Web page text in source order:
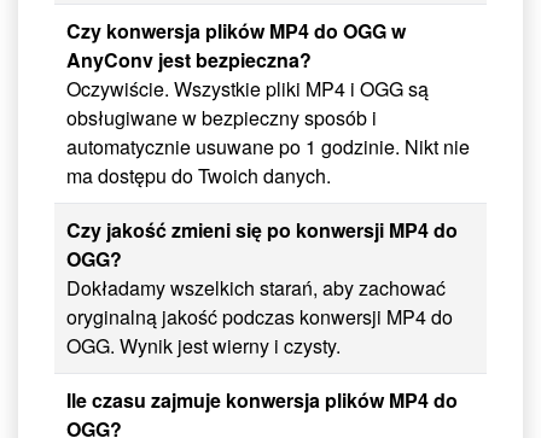
Czy konwersja plików MP4 do OGG w
AnyConv jest bezpieczna?
Oczywiście. Wszystkie pliki MP4 i OGG są
obsługiwane w bezpieczny sposób i
automatycznie usuwane po 1 godzinie. Nikt nie
ma dostępu do Twoich danych.
Czy jakość zmieni się po konwersji MP4 do
OGG?
Dokładamy wszelkich starań, aby zachować
oryginalną jakość podczas konwersji MP4 do
OGG. Wynik jest wierny i czysty.
Ile czasu zajmuje konwersja plików MP4 do
OGG?